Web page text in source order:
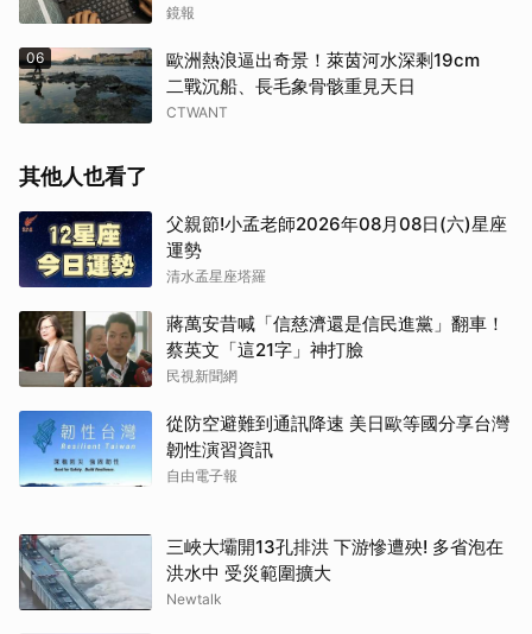
哭網
鏡報
06
歐洲熱浪逼出奇景！萊茵河水深剩19cm
二戰沉船、長毛象骨骸重見天日
CTWANT
其他人也看了
父親節!小孟老師2026年08月08日(六)星座
運勢
清水孟星座塔羅
蔣萬安昔喊「信慈濟還是信民進黨」翻車！
蔡英文「這21字」神打臉
民視新聞網
從防空避難到通訊降速 美日歐等國分享台灣
韌性演習資訊
自由電子報
三峽大壩開13孔排洪 下游慘遭殃! 多省泡在
洪水中 受災範圍擴大
Newtalk